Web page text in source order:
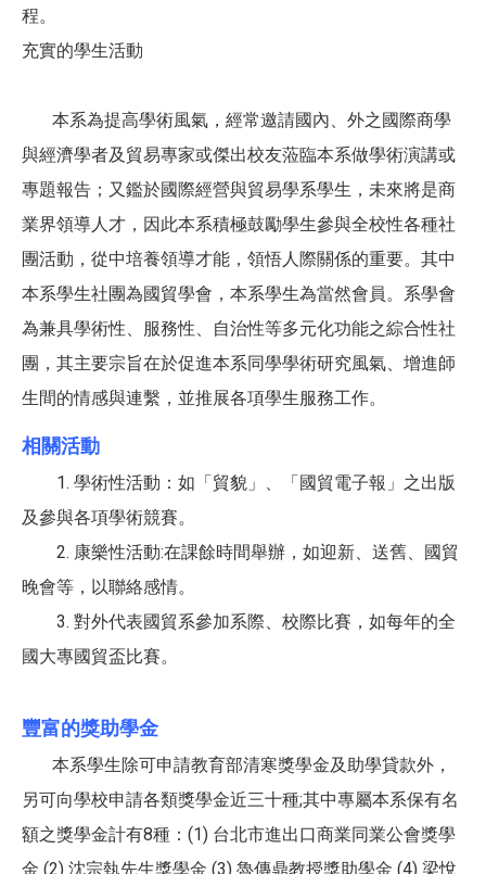
程。
充實的學生活動
本系為提高學術風氣，經常邀請國內、外之國際商學
與經濟學者及貿易專家或傑出校友蒞臨本系做學術演講或
專題報告；又鑑於國際經營與貿易學系學生，未來將是商
業界領導人才，因此本系積極鼓勵學生參與全校性各種社
團活動，從中培養領導才能，領悟人際關係的重要。其中
本系學生社團為國貿學會，本系學生為當然會員。系學會
為兼具學術性、服務性、自治性等多元化功能之綜合性社
團，其主要宗旨在於促進本系同學學術研究風氣、增進師
生間的情感與連繫，並推展各項學生服務工作。
相關活動
1. 學術性活動：如「貿貌」、「國貿電子報」之出版
及參與各項學術競賽。
2. 康樂性活動:在課餘時間舉辦，如迎新、送舊、國貿
晚會等，以聯絡感情。
3. 對外代表國貿系參加系際、校際比賽，如每年的全
國大專國貿盃比賽。
豐富的獎助學金
本系學生除可申請教育部清寒獎學金及助學貸款外，
另可向學校申請各類獎學金近三十種;其中專屬本系保有名
額之獎學金計有8種 ： (1) 台北市進出口商業同業公會獎學
金 (2) 沈宗埶先生獎學金 (3) 魯傳鼎教授獎助學金 (4) 梁悅